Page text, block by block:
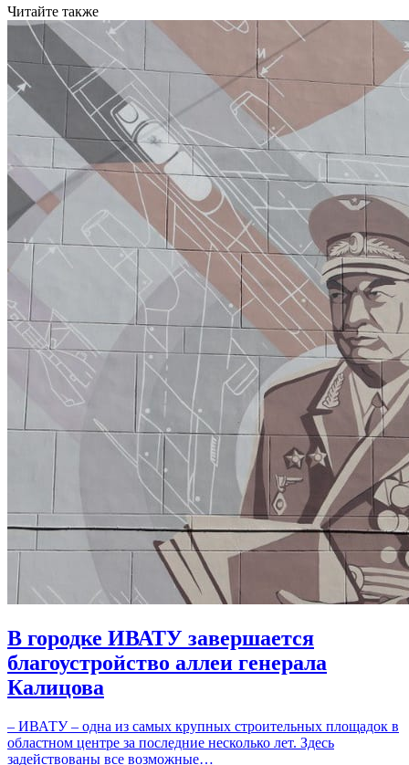
Читайте также
В городке ИВАТУ завершается
благоустройство аллеи генерала
Калицова
– ИВАТУ – одна из самых крупных строительных площадок в
областном центре за последние несколько лет. Здесь
задействованы все возможные…